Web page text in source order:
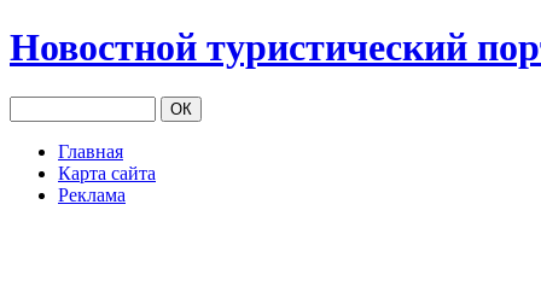
Новостной туристический
Главная
Карта сайта
Реклама